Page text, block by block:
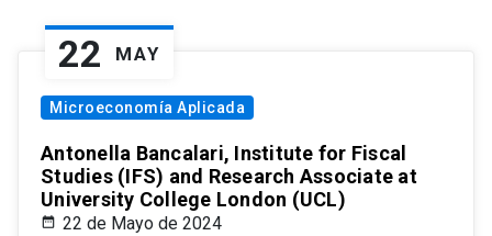
22 MAY
Microeconomía Aplicada
Antonella Bancalari, Institute for Fiscal
Studies (IFS) and Research Associate at
University College London (UCL)
22 de Mayo de 2024